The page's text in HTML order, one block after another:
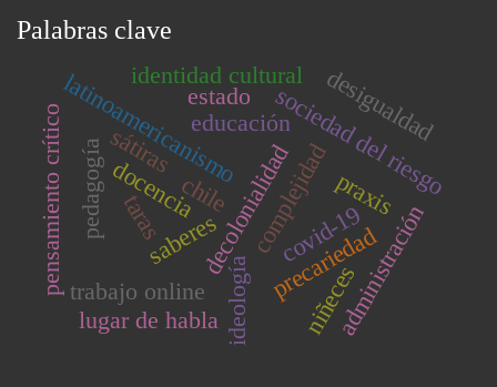
Palabras clave
decolonialidad
complejidad
docencia sociedad del riesgo
trabajo online precariedad
latinoamericanismo
pensamiento crítico
identidad cultural
administración
educación
pedagogía praxis
desigualdad
covid-19
ideología
estado
chile
taras
sátiras
niñeces
lugar de habla
saberes